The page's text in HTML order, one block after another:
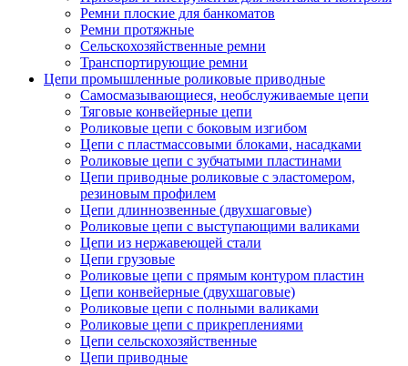
Ремни плоские для банкоматов
Ремни протяжные
Сельскохозяйственные ремни
Транспортирующие ремни
Цепи промышленные роликовые приводные
Самосмазывающиеся, необслуживаемые цепи
Тяговые конвейерные цепи
Роликовые цепи с боковым изгибом
Цепи с пластмассовыми блоками, насадками
Роликовые цепи с зубчатыми пластинами
Цепи приводные роликовые с эластомером,
резиновым профилем
Цепи длиннозвенные (двухшаговые)
Роликовые цепи с выступающими валиками
Цепи из нержавеющей стали
Цепи грузовые
Роликовые цепи с прямым контуром пластин
Цепи конвейерные (двухшаговые)
Роликовые цепи с полными валиками
Роликовые цепи с прикреплениями
Цепи сельскохозяйственные
Цепи приводные